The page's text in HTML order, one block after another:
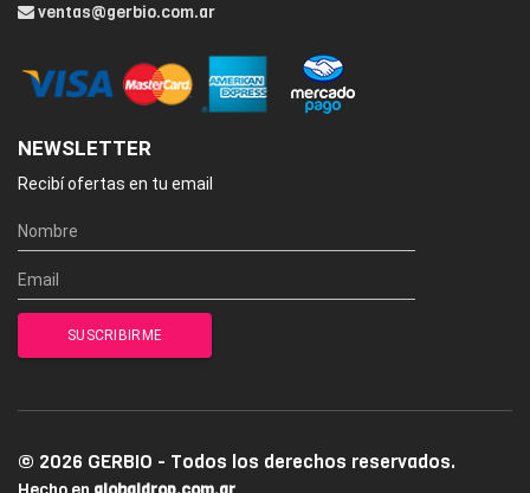
ventas@gerbio.com.ar
NEWSLETTER
Recibí ofertas en tu email
© 2026 GERBIO - Todos los derechos reservados.